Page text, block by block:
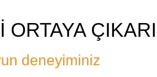
deneyiminiz